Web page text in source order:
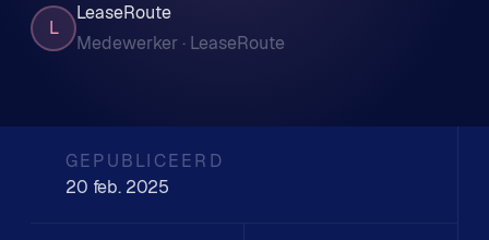
L
LeaseRoute
Medewerker · LeaseRoute
GEPUBLICEERD
20 feb. 2025